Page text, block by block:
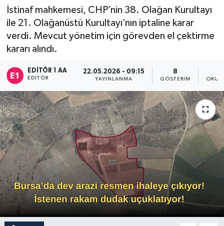
İstinaf mahkemesi, CHP’nin 38. Olağan Kurultayı
ile 21. Olağanüstü Kurultayı’nın iptaline karar
verdi. Mevcut yönetim için görevden el çektirme
kararı alındı.
EDITÖR 1 AA
EDITÖR
22.05.2026 - 09:15
YAYINLANMA
8
GÖSTERIM
Ekonomi
Genel
Magazin
Sağlık
Siyaset
Spor
Türkiye
Son Dakika Haberleri
Haber Arşivi